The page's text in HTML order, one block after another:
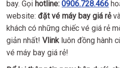
bay. Gọi hotline:0906.728.466
website:đặt vé máy bay giá rẻ
khách có những chiếc vé giá rẻ
giản nhất!Vlinkluôn đồng hành
vé máy bay giá rẻ!